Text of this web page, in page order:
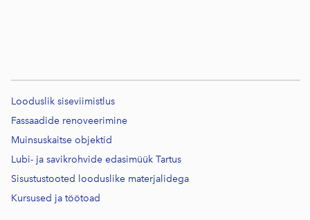
Looduslik siseviimistlus
Fassaadide renoveerimine
Muinsuskaitse objektid
Lubi- ja savikrohvide edasimüük Tartus
Sisustustooted looduslike materjalidega
Kursused ja töötoad